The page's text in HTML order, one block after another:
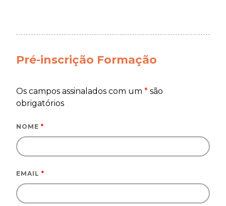
Pré-inscrição Formação
Os campos assinalados com um * são
obrigatórios
NOME *
EMAIL *